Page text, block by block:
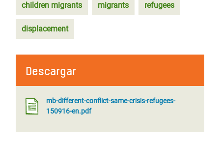
children migrants migrants refugees
displacement
Descargar
mb-different-conflict-same-crisis-refugees-
150916-en.pdf